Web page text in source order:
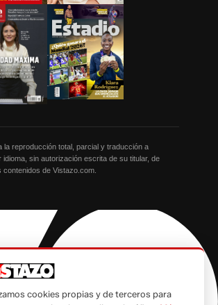
la reproducción total, parcial y traducción a
idioma, sin autorización escrita de su titular, de
contenidos de Vistazo.com.
cookies propias y de terceros para